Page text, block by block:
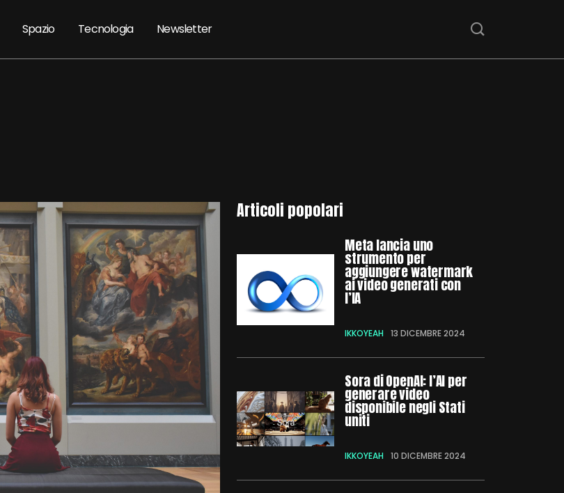
Spazio Tecnologia Newsletter
Articoli popolari
Meta lancia uno
strumento per
aggiungere watermark
ai video generati con
l’IA
IKKOYEAH 13 DICEMBRE 2024
Sora di OpenAI: l’AI per
generare video
disponibile negli Stati
uniti
IKKOYEAH 10 DICEMBRE 2024